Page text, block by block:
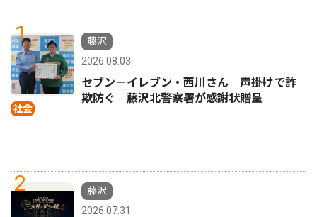
1
社会
藤沢
2026.08.03
セブン－イレブン・西川さん 声掛けで詐
欺防ぐ 藤沢北警察署が感謝状贈呈
2
藤沢
2026.07.31